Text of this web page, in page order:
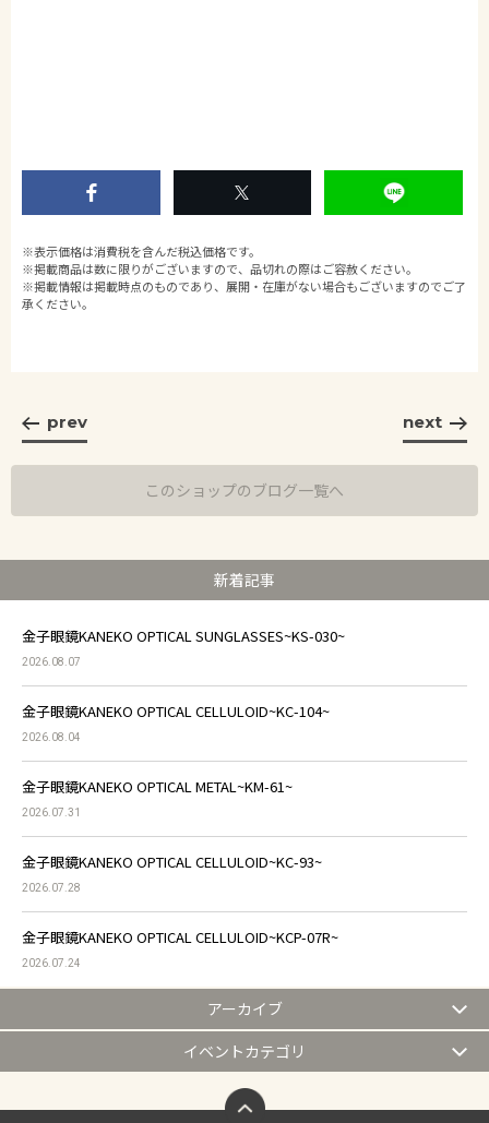
※表示価格は消費税を含んだ税込価格です。
※掲載商品は数に限りがございますので、品切れの際はご容赦ください。
※掲載情報は掲載時点のものであり、展開・在庫がない場合もございますのでご了
承ください。
prev next
このショップのブログ一覧へ
新着記事
金子眼鏡KANEKO OPTICAL SUNGLASSES~KS-030~
2026.08.07
金子眼鏡KANEKO OPTICAL CELLULOID~KC-104~
2026.08.04
金子眼鏡KANEKO OPTICAL METAL~KM-61~
2026.07.31
金子眼鏡KANEKO OPTICAL CELLULOID~KC-93~
2026.07.28
金子眼鏡KANEKO OPTICAL CELLULOID~KCP-07R~
2026.07.24
アーカイブ
イベントカテゴリ